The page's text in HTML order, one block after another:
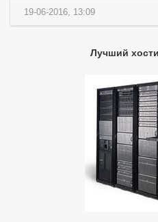
19-06-2016, 13:09
Лучший